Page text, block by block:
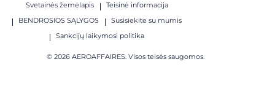
Svetainės žemėlapis
Teisinė informacija
BENDROSIOS SĄLYGOS
Susisiekite su mumis
Sankcijų laikymosi politika
© 2026 AEROAFFAIRES. Visos teisės saugomos.